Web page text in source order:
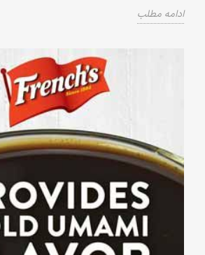
ادامه مطلب